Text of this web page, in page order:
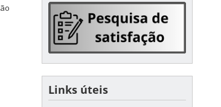
Links úteis